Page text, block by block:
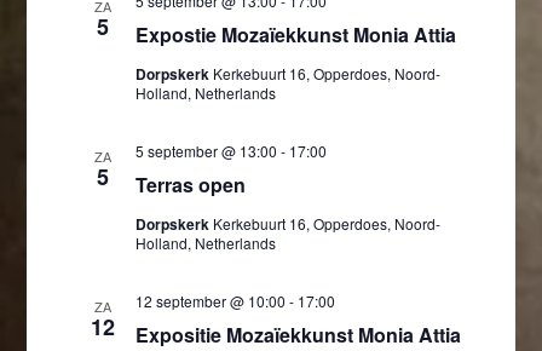
ZA
5 Expostie Mozaïekkunst Monia Attia
Dorpskerk Kerkebuurt 16, Opperdoes, Noord-
Holland, Netherlands
ZA
5 Terras open
5 september @ 13:00 - 17:00
Dorpskerk Kerkebuurt 16, Opperdoes, Noord-
Holland, Netherlands
ZA
12 Expositie Mozaïekkunst Monia Attia
12 september @ 10:00 - 17:00